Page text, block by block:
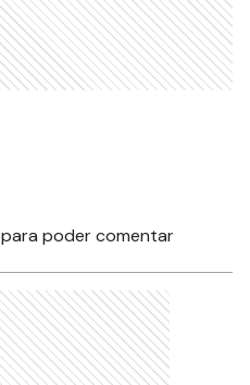
para poder comentar